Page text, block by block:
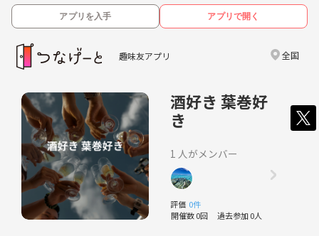
アプリを入手 アプリで開く
趣味友アプリ 全国
酒好き 葉巻好
き
1 人がメンバー
評価 0件
開催数 0回 過去参加 0人